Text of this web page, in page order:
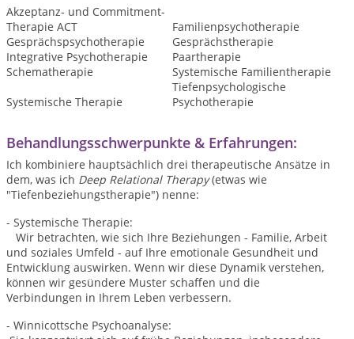
Akzeptanz- und Commitment-
Therapie ACT
Familienpsychotherapie
Gesprächspsychotherapie
Gesprächstherapie
Integrative Psychotherapie
Paartherapie
Schematherapie
Systemische Familientherapie
Systemische Therapie
Tiefenpsychologische
Psychotherapie
Behandlungsschwerpunkte & Erfahrungen:
Ich kombiniere hauptsächlich drei therapeutische Ansätze in
dem, was ich Deep Relational Therapy(etwas wie
"Tiefenbeziehungstherapie") nenne:
- Systemische Therapie:
Wir betrachten, wie sich Ihre Beziehungen - Familie, Arbeit
und soziales Umfeld - auf Ihre emotionale Gesundheit und
Entwicklung auswirken. Wenn wir diese Dynamik verstehen,
können wir gesündere Muster schaffen und die
Verbindungen in Ihrem Leben verbessern.
- Winnicottsche Psychoanalyse: